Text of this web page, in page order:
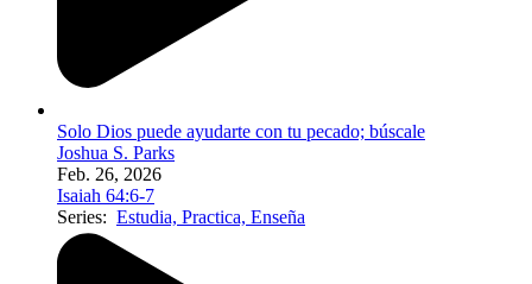
Solo Dios puede ayudarte con tu pecado; búscale
Joshua S. Parks
Feb. 26, 2026
Isaiah 64:6-7
Series: Estudia, Practica, Enseña